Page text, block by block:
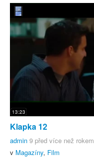
13:23
Klapka 12
admin 9 před více než rokem
v Magazíny, Film